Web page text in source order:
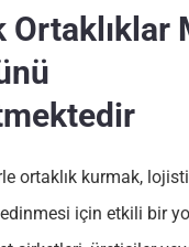
Ortaklıklar
ortaklık kurmak,
için etkili bir